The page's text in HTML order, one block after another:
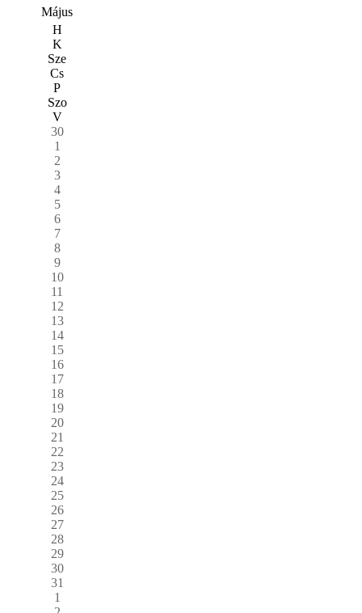
Május
H
K
Sze
Cs
P
Szo
V
30
1
2
3
4
5
6
7
8
9
10
11
12
13
14
15
16
17
18
19
20
21
22
23
24
25
26
27
28
29
30
31
1